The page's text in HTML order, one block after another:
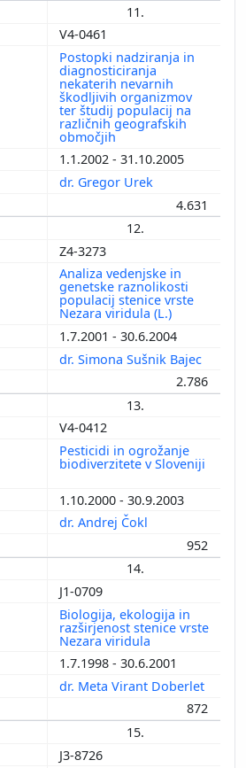
11.
V4-0461
Postopki nadziranja in
diagnosticiranja
nekaterih nevarnih
škodljivih organizmov
ter študij populacij na
različnih geografskih
območjih
1.1.2002 - 31.10.2005
dr. Gregor Urek
4.631
12.
Z4-3273
Analiza vedenjske in
genetske raznolikosti
populacij stenice vrste
Nezara viridula (L.)
1.7.2001 - 30.6.2004
dr. Simona Sušnik Bajec
2.786
13.
V4-0412
Pesticidi in ogrožanje
biodiverzitete v Sloveniji
1.10.2000 - 30.9.2003
dr. Andrej Čokl
952
14.
J1-0709
Biologija, ekologija in
razširjenost stenice vrste
Nezara viridula
1.7.1998 - 30.6.2001
dr. Meta Virant Doberlet
872
15.
J3-8726